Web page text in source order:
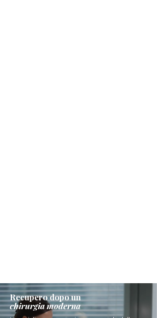
Recupero dopo un
chirurgia moderna